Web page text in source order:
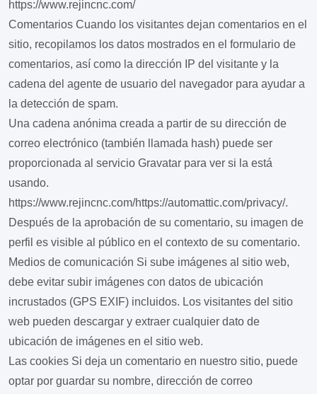
https://www.rejincnc.com/
Comentarios Cuando los visitantes dejan comentarios en el
sitio, recopilamos los datos mostrados en el formulario de
comentarios, así como la dirección IP del visitante y la
cadena del agente de usuario del navegador para ayudar a
la detección de spam.
Una cadena anónima creada a partir de su dirección de
correo electrónico (también llamada hash) puede ser
proporcionada al servicio Gravatar para ver si la está
usando.
https://www.rejincnc.com/https://automattic.com/privacy/.
Después de la aprobación de su comentario, su imagen de
perfil es visible al público en el contexto de su comentario.
Medios de comunicación Si sube imágenes al sitio web,
debe evitar subir imágenes con datos de ubicación
incrustados (GPS EXIF) incluidos. Los visitantes del sitio
web pueden descargar y extraer cualquier dato de
ubicación de imágenes en el sitio web.
Las cookies Si deja un comentario en nuestro sitio, puede
optar por guardar su nombre, dirección de correo